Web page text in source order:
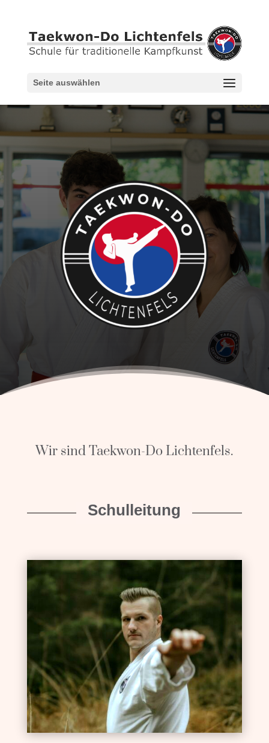
Seite auswählen
Wir sind Taekwon-Do Lichtenfels.
Schulleitung